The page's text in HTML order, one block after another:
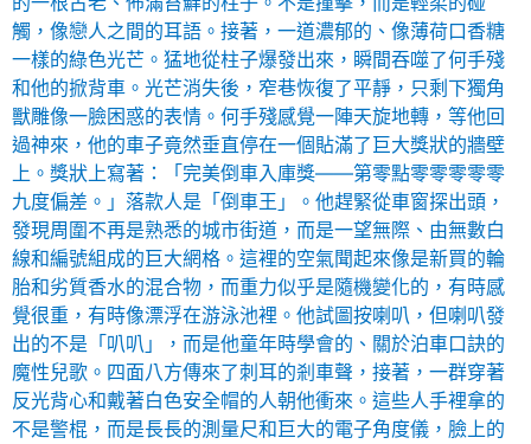
觸，像戀人之間的耳語。接著，一道濃郁的、像薄荷口香糖
一樣的綠色光芒。猛地從柱子爆發出來，瞬間吞噬了何手殘
和他的掀背車。光芒消失後，窄巷恢復了平靜，只剩下獨角
獸雕像一臉困惑的表情。何手殘感覺一陣天旋地轉，等他回
過神來，他的車子竟然垂直停在一個貼滿了巨大獎狀的牆壁
上。獎狀上寫著：「完美倒車入庫獎——第零點零零零零零
九度偏差。」落款人是「倒車王」。他趕緊從車窗探出頭，
發現周圍不再是熟悉的城市街道，而是一望無際、由無數白
線和編號組成的巨大網格。這裡的空氣聞起來像是新買的輪
胎和劣質香水的混合物，而重力似乎是隨機變化的，有時感
覺很重，有時像漂浮在游泳池裡。他試圖按喇叭，但喇叭發
出的不是「叭叭」，而是他童年時學會的、關於泊車口訣的
魔性兒歌。四面八方傳來了刺耳的剎車聲，接著，一群穿著
反光背心和戴著白色安全帽的人朝他衝來。這些人手裡拿的
不是警棍，而是長長的測量尺和巨大的電子角度儀，臉上的